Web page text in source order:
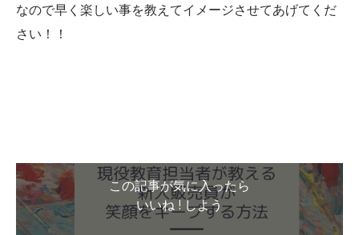
なので早く楽しい事を教えてイメージさせてあげてくだ
さい！！
この記事が気に入ったら
いいね ! しよう